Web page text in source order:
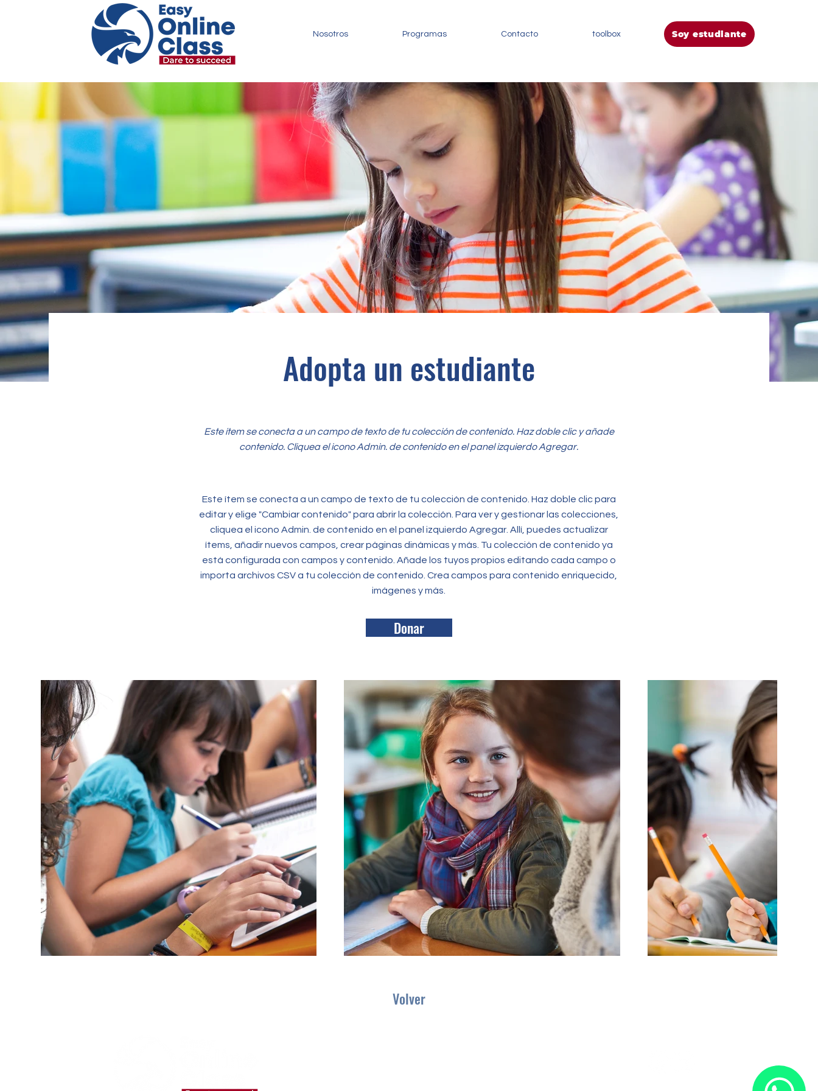
Nosotros Programas Contacto toolbox Soy estudiante
Adopta un estudiante
Este ítem se conecta a un campo de texto de tu colección de contenido. Haz doble clic y añade
contenido. Cliquea el icono Admin. de contenido en el panel izquierdo Agregar.
Este ítem se conecta a un campo de texto de tu colección de contenido. Haz doble clic para
editar y elige "Cambiar contenido" para abrir la colección. Para ver y gestionar las colecciones,
cliquea el icono Admin. de contenido en el panel izquierdo Agregar. Allí, puedes actualizar
ítems, añadir nuevos campos, crear páginas dinámicas y más. Tu colección de contenido ya
está configurada con campos y contenido. Añade los tuyos propios editando cada campo o
importa archivos CSV a tu colección de contenido. Crea campos para contenido enriquecido,
imágenes y más.
Donar
Volver